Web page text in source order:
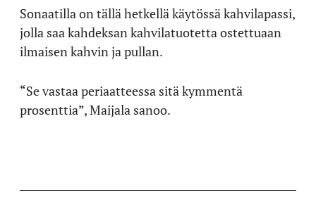
Sonaatilla on tällä hetkellä käytössä kahvilapassi,
jolla saa kahdeksan kahvilatuotetta ostettuaan
ilmaisen kahvin ja pullan.
“Se vastaa periaatteessa sitä kymmentä
prosenttia”, Maijala sanoo.